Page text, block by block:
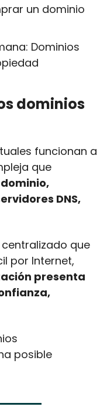
un dominio
Dominios
dominios
funcionan a
que
DNS,
que
por Internet,
presenta
posible